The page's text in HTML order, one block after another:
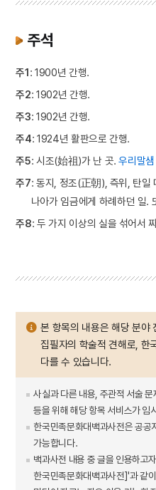
주석
주1: 1900년 간행.
주2: 1902년 간행.
주3: 1902년 간행.
주4: 1924년 활판으로 간행.
주5: 시조(始祖)가 난 곳.우리말샘
주7: 동지, 정조(正朝), 즉위, 탄일
나아가 임금에게 하례하던 일.
주8: 두 가지 이상의 실을 섞어서
본 항목의 내용은 해당 분야
집필자의 학술적 견해로, 한
다를 수 있습니다.
사실과 다른 내용, 주관적 서술
등을 위해 해당 항목 서비스가 임
한국민족문화대백과사전은 공공
가능합니다.
백과사전 내용 중 글을 인용하고
한국민족문화대백과사전]'과 같